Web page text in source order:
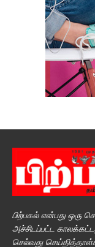
பிற்பகல் என்பது ஒரு
அச்சிடப்பட்ட
செல்வது